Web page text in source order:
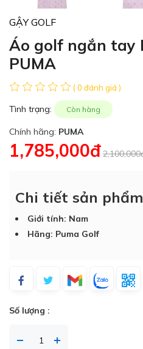
GẬY GOLF
Áo golf ngắn tay
PUMA
( 0 đánh giá )
Tình trạng: Còn hàng
Chính hãng: PUMA
1,785,000đ
Chi tiết sản phẩm
Giới tính: Nam
Hãng: Puma Golf
Số lượng :